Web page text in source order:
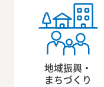
地域振興・
まちづくり